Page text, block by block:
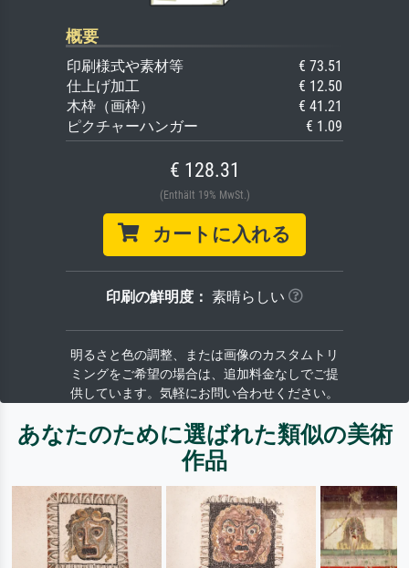
概要
印刷様式や素材等
€ 73.51
仕上げ加工
€ 12.50
木枠（画枠）
€ 41.21
ピクチャーハンガー
€ 1.09
€ 128.31
(Enthält 19% MwSt.)
カートに入れる
印刷の鮮明度： 素晴らしい
明るさと色の調整、または画像のカスタムトリ
ミングをご希望の場合は、追加料金なしでご提
供しています。気軽にお問い合わせください。
あなたのために選ばれた類似の美術
作品